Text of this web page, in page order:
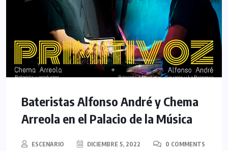
Bateristas Alfonso André y Chema
Arreola en el Palacio de la Música
ESCENARIO DICIEMBRE 5, 2022 0 COMMENTS